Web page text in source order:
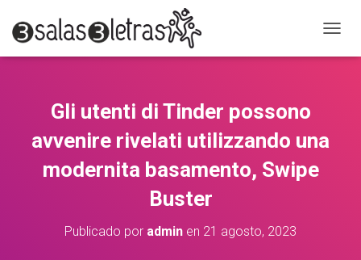
A
Gli utenti di Tinder possono
avvenire rivelati utilizzando una
modernita basamento, Swipe
Buster
Publicado por admin en 21 agosto, 2023